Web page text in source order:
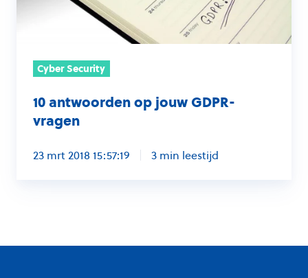
Cyber Security
10 antwoorden op jouw GDPR-
vragen
23 mrt 2018 15:57:19 3 min leestijd